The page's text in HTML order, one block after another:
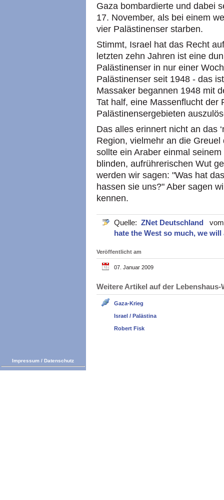
Gaza bombardierte und dabei
17. November, als bei einem
vier Palästinenser starben.
Stimmt, Israel hat das Recht
letzten zehn Jahren ist eine
Palästinenser in nur einer
Palästinenser seit 1948 - das
Massaker begannen 1948 mit
Tat half, eine Massenflucht der
Palästinensergebieten
Das alles erinnert nicht an das
Region, vielmehr an die
sollte ein Araber einmal
blinden, aufrührerischen Wut
werden wir sagen: "Was hat
hassen sie uns?" Aber sagen
kennen.
Quelle: ZNet Deutschland
hate the West so much, we
Veröffentlicht am
07. Januar 2009
Weitere Artikel auf der
Gaza-Krieg
Israel / Palästina
Robert Fisk
Impressum / Datenschutz